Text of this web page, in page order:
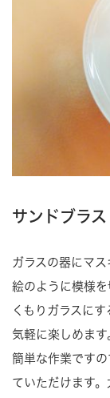
サンドブラ
ガラスの器にマ
絵のように模様を
くもりガラスに
気軽に楽しめます
簡単な作業です
ていただけます。